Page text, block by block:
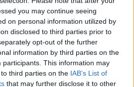
you may continue seeing
on personal information utilized by
disclosed to third parties prior to
opt-out of the further
information by third parties on the
participants. This information may
third parties on the IAB’s List of
that may further disclose it to other
s.r.o. Jihlava • linkový střídač • mzda
ubytování (Jihlava, okres Jihlava)
s.r.o. Jihlava • obsluha CNC strojů •
50.000 Kč • příspěvek na ubytování
s.r.o. Jihlava • CNC operátor• mzda